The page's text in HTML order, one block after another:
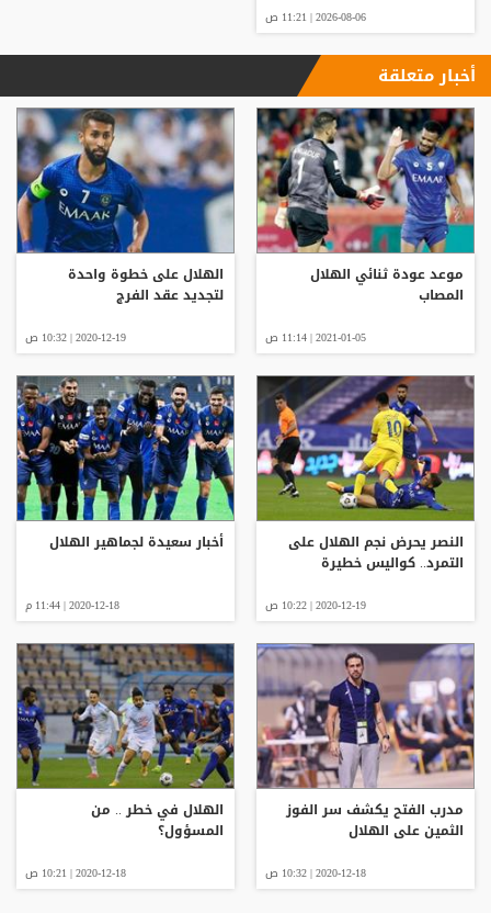
2026-08-06 | 11:21 ص
أخبار متعلقة
موعد عودة ثنائي الهلال
المصاب
2021-01-05 | 11:14 ص
الهلال على خطوة واحدة
لتجديد عقد الفرج
2020-12-19 | 10:32 ص
النصر يحرض نجم الهلال على
التمرد.. كواليس خطيرة
2020-12-19 | 10:22 ص
أخبار سعيدة لجماهير الهلال
2020-12-18 | 11:44 م
مدرب الفتح يكشف سر الفوز
الثمين على الهلال
2020-12-18 | 10:32 ص
الهلال في خطر .. من
المسؤول؟
2020-12-18 | 10:21 ص